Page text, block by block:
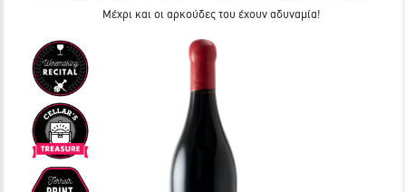
Μέχρι και οι αρκούδες του έχουν αδυναμία!